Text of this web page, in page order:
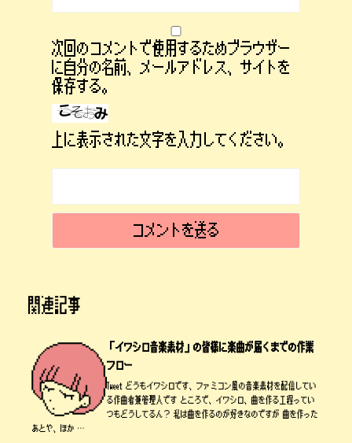
次回のコメントで使用するためブラウザー
に自分の名前、メールアドレス、サイトを
保存する。
上に表示された文字を入力してください。
関連記事
「イワシロ音楽素材」の皆様に楽曲が届くまでの作業
フロー
Tweet どうもイワシロです、ファミコン風の音楽素材を配信してい
る作曲者兼管理人です ところで、イワシロ、曲を作る工程ってい
つもどうしてるん？ 私は曲を作るのが好きなのですが 曲を作った
あとや、ほか …